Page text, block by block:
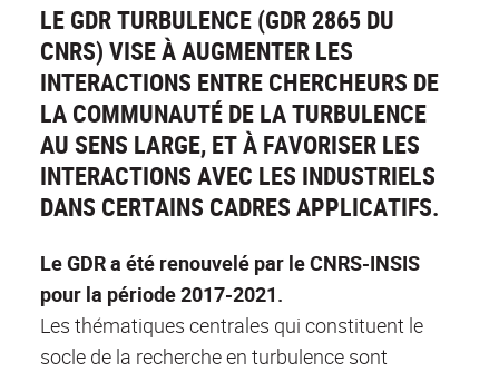
LE GDR TURBULENCE (GDR 2865 DU
CNRS) VISE À AUGMENTER LES
INTERACTIONS ENTRE CHERCHEURS DE
LA COMMUNAUTÉ DE LA TURBULENCE
AU SENS LARGE, ET À FAVORISER LES
INTERACTIONS AVEC LES INDUSTRIELS
DANS CERTAINS CADRES APPLICATIFS.
Le GDR a été renouvelé par le CNRS-INSIS
pour la période 2017-2021.
Les thématiques centrales qui constituent le
socle de la recherche en turbulence sont